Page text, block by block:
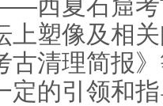
西夏石窟考
上塑像及相
古清理简报
定的引领和